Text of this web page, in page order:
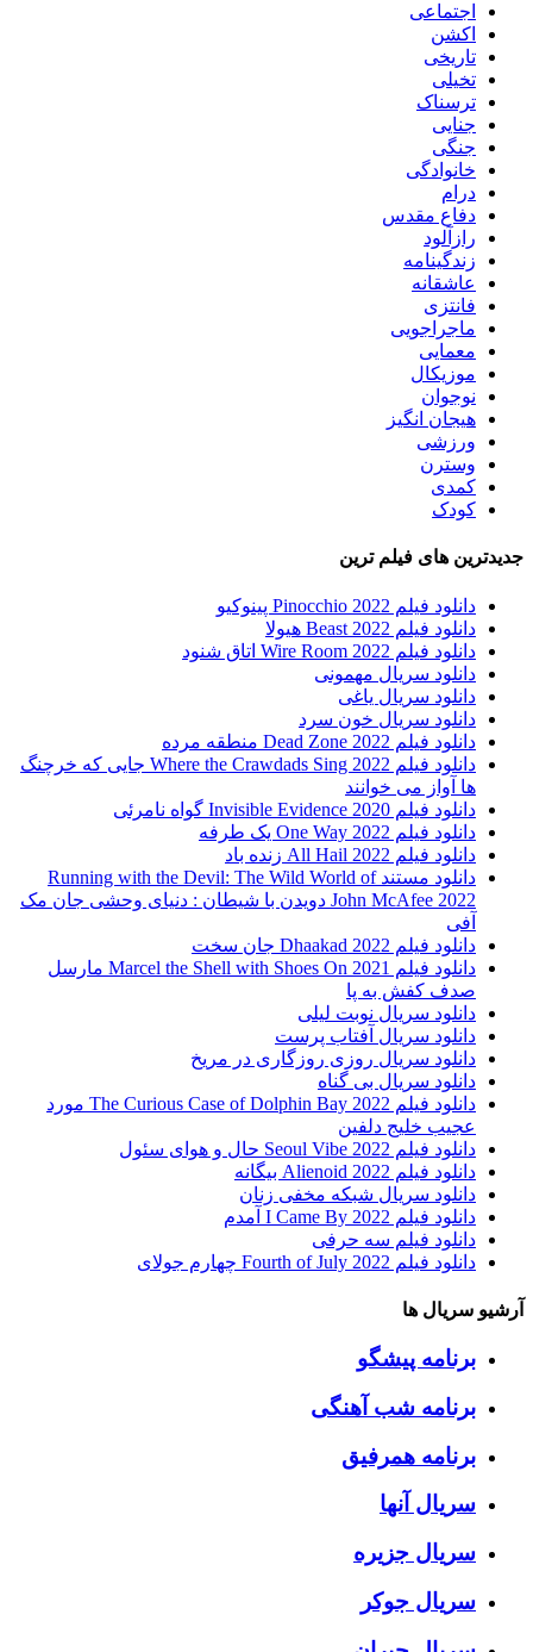
اجتماعی
اکشن
تاریخی
تخیلی
ترسناک
جنایی
جنگی
خانوادگی
درام
دفاع مقدس
رازآلود
زندگینامه
عاشقانه
فانتزی
ماجراجویی
معمایی
موزیکال
نوجوان
هیجان انگیز
ورزشی
وسترن
کمدی
کودک
جدیدترین های فیلم ترین
دانلود فیلم Pinocchio 2022 پینوکیو
دانلود فیلم Beast 2022 هیولا
دانلود فیلم Wire Room 2022 اتاق شنود
دانلود سریال مهمونی
دانلود سریال یاغی
دانلود سریال خون سرد
دانلود فیلم 2022 Dead Zone منطقه مرده
دانلود فیلم Where the Crawdads Sing 2022 جایی که خرچنگ
ها آواز می خوانند
دانلود فیلم 2020 Invisible Evidence گواه نامرئی
دانلود فیلم One Way 2022 یک طرفه
دانلود فیلم All Hail 2022 زنده باد
دانلود مستند Running with the Devil: The Wild World of
John McAfee 2022 دویدن با شیطان : دنیای وحشی جان مک
آفی
دانلود فیلم Dhaakad 2022 جان سخت
دانلود فیلم Marcel the Shell with Shoes On 2021 مارسل
صدف کفش به پا
دانلود سریال نوبت لیلی
دانلود سریال آفتاب پرست
دانلود سریال روزی روزگاری در مریخ
دانلود سریال بی گناه
دانلود فیلم The Curious Case of Dolphin Bay 2022 مورد
عجیب خلیج دلفین
دانلود فیلم Seoul Vibe 2022 حال و هوای سئول
دانلود فیلم Alienoid 2022 بیگانه
دانلود سریال شبکه مخفی زنان
دانلود فیلم I Came By 2022 آمدم
دانلود فیلم سه حرفی
دانلود فیلم Fourth of July 2022 چهارم جولای
آرشیو سریال ها
برنامه پیشگو
برنامه شب آهنگی
برنامه همرفیق
سریال آنها
سریال جزیره
سریال جوکر